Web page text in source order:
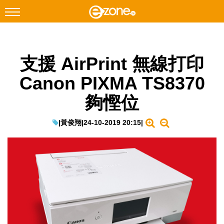
Facebook Instagram
科技焦點
教學評測
EduTech
生成式AI與雲端應用
Enterprise Digital Transformation
支援 AirPrint 無線打印
Canon PIXMA TS8370
夠慳位
|黃俊翔|24-10-2019 20:15|